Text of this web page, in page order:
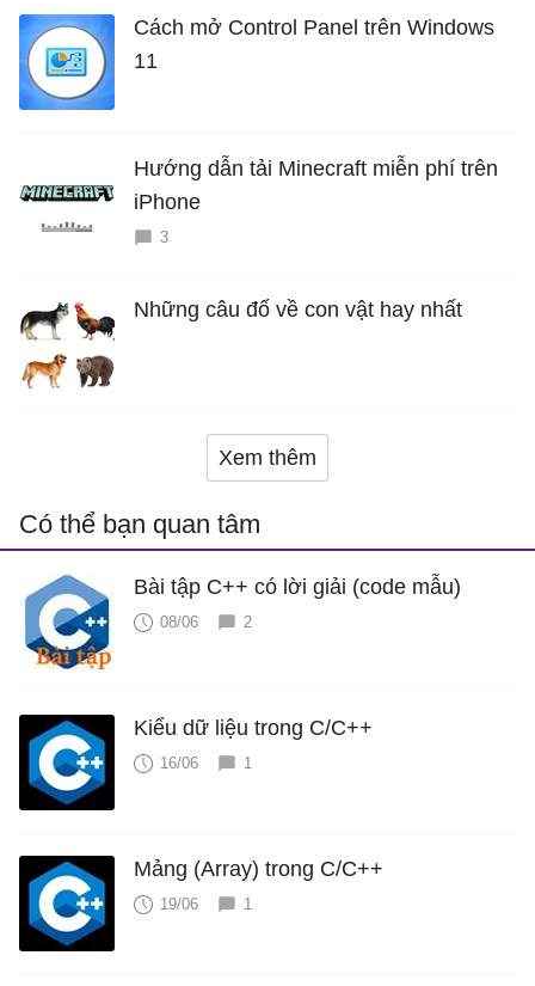
Cách mở Control Panel trên Windows
11
Hướng dẫn tải Minecraft miễn phí trên
iPhone
3
Những câu đố về con vật hay nhất
Xem thêm
Có thể bạn quan tâm
Bài tập C++ có lời giải (code mẫu)
08/06 2
Kiểu dữ liệu trong C/C++
16/06 1
Mảng (Array) trong C/C++
19/06 1